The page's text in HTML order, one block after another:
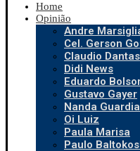
Home
Opinião
Andre
Cel. Gerson
Claudio Dantas
Didi News
Eduardo
Gustavo Gayer
Nanda
Oi Luiz
Paula Marisa
Paulo